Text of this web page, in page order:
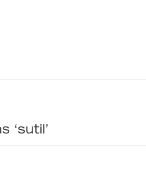
‘sutil’